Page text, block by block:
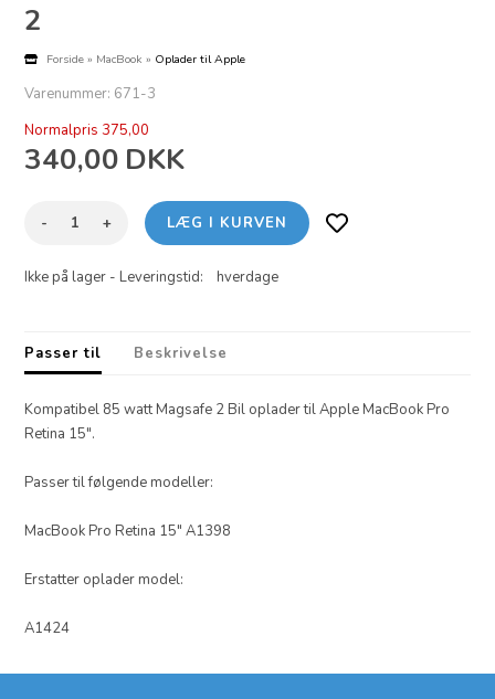
2
Forside » MacBook » Oplader til Apple
Varenummer: 671-3
Normalpris 375,00
340,00 DKK
- +
Ikke på lager - Leveringstid: hverdage
Passer til Beskrivelse
Kompatibel 85 watt Magsafe 2 Bil oplader til Apple MacBook Pro
Retina 15".
Passer til følgende modeller:
MacBook Pro Retina 15" A1398
Erstatter oplader model:
A1424